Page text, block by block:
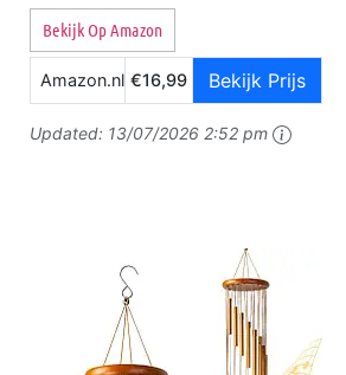
Bekijk Op Amazon
Amazon.nl €16,99 Bekijk Prijs
Updated: 13/07/2026 2:52 pm